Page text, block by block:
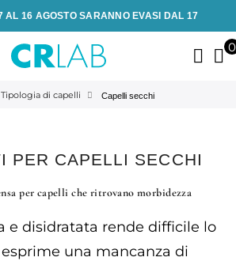
AL 16 AGOSTO SARANNO EVASI DAL 17
Tipologia di capelli Capelli secchi
PER CAPELLI SECCHI
per capelli che ritrovano morbidezza
e disidratata rende difficile lo
una mancanza di